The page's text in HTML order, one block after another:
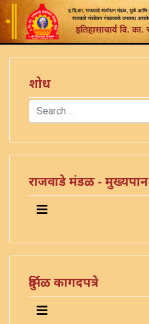
शोध
Search
राजवाडे मंडळ - मुख्यपान
दुर्मिळ कागदपत्रे